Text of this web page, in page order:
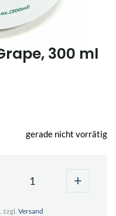
300 ml
gerade nicht vorrätig
+
zzgl. Versand